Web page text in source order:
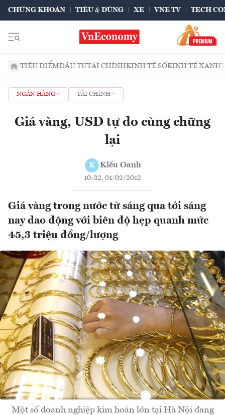
CHỨNG KHOÁN TIÊU & DÙNG XE VNE TV TECH
TIÊU ĐIỂMĐẦU TƯTÀI CHÍNHKINH TẾ SỐKINH TẾ XANH
NGÂN HÀNG TÀI CHÍNH
Giá vàng, USD tự do cùng chững
lại
K Kiều Oanh
10:32, 01/02/2012
Giá vàng trong nước từ sáng qua tới sáng
nay dao động với biên độ hẹp quanh mức
45,3 triệu đồng/lượng
Một số doanh nghiệp kim hoàn lớn tại Hà Nội đang